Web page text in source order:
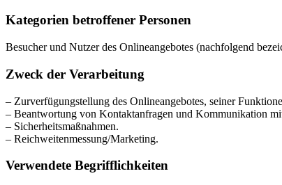
Kategorien betroffener Personen
Besucher und Nutzer des Onlineangebotes (nachfolgend
Zweck der Verarbeitung
– Zurverfügungstellung des Onlineangebotes, seiner
– Beantwortung von Kontaktanfragen und Kommunikation
– Sicherheitsmaßnahmen.
– Reichweitenmessung/Marketing.
Verwendete Begrifflichkeiten